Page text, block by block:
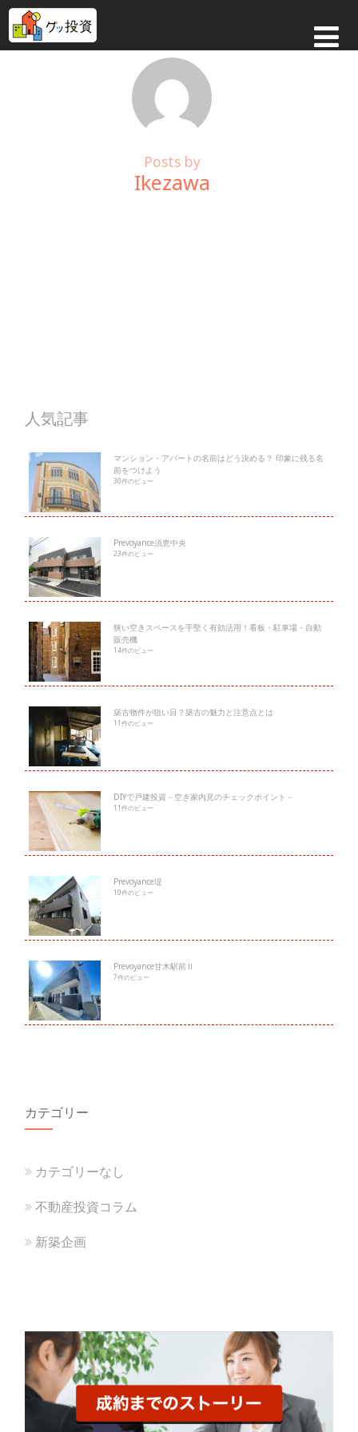
Posts by
Ikezawa
人気記事
マンション・アパートの名前はどう決める？ 印象に残る名
前をつけよう
30件のビュー
Prevoyance須恵中央
23件のビュー
狭い空きスペースを手堅く有効活用！看板・駐車場・自動
販売機
14件のビュー
築古物件が狙い目？築古の魅力と注意点とは
11件のビュー
DIYで戸建投資－空き家内見のチェックポイント－
11件のビュー
Prevoyance堤
10件のビュー
Prevoyance甘木駅前Ⅱ
7件のビュー
カテゴリー
カテゴリーなし
不動産投資コラム
新築企画